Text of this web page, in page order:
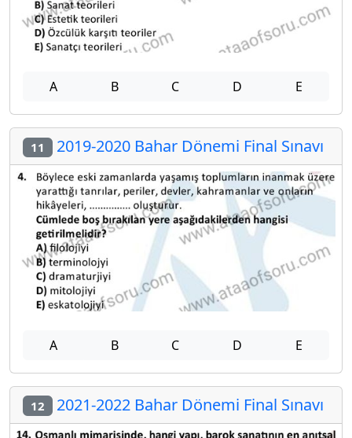
A B C D E
11 2019-2020 Bahar Dönemi Final Sınavı
A B C D E
12 2021-2022 Bahar Dönemi Final Sınavı